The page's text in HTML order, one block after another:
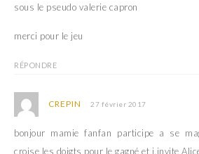
sous le pseudo valerie capron
merci pour le jeu
RÉPONDRE
CREPIN 27 février 2017
bonjour mamie fanfan participe a se
croise les doigts pour le gagné et j,invite